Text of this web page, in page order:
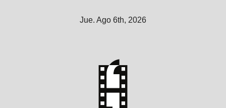
Jue. Ago 6th, 2026